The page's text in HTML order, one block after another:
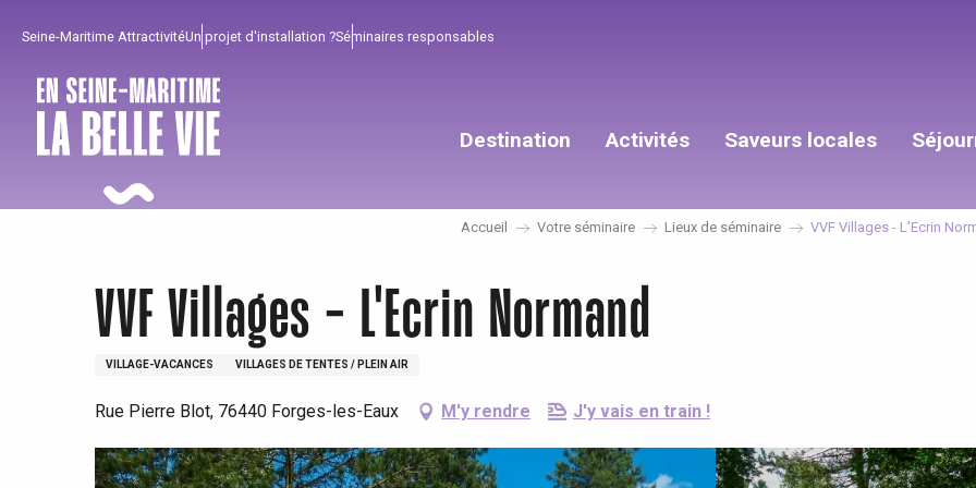
principal
Seine-Maritime AttractivitéUn projet d'installation ?Séminaires responsables
Destination Activités
Pour profiter
Saveurs locales
Incontournables
Bien de chez nous !
Accueil Votre séminaire Lieux de séminaire VVF Villages - L'Ecrin
VVF Villages - L'Ecrin Normand
VILLAGE-VACANCES VILLAGES DE TENTES / PLEIN AIR
Rue Pierre Blot, 76440 Forges-les-Eaux M'y rendre J'y vais en train !